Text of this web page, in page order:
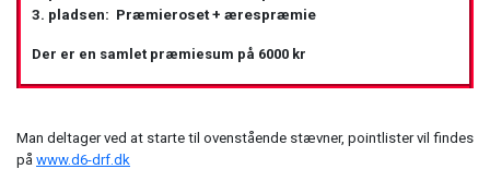
3. pladsen: Præmieroset + ærespræmie
Der er en samlet præmiesum på 6000 kr
Man deltager ved at starte til ovenstående stævner, pointlister vil findes
på www.d6-drf.dk